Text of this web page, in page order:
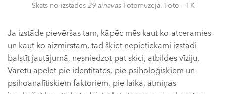
Skats no izstādes 29 ainavasFotomuzejā. Foto – FK
Ja izstāde pievēršas tam, kāpēc mēs kaut ko atceramies
un kaut ko aizmirstam, tad šķiet nepietiekami izstādi
balstīt jautājumā, nesniedzot pat skici, atbildes vīziju.
Varētu apelēt pie identitātes, pie psiholoģiskiem un
psihoanalītiskiem faktoriem, pie laika, atmiņas